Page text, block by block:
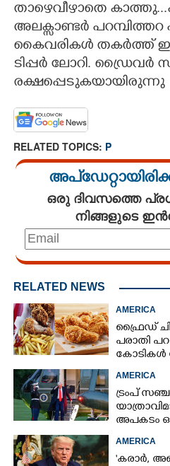
LITERATURE
CONTACT US
താഴെവീഴാതെ
അലക്സാണ്ടർ പറമ്പിത്തറ
കൈവരികൾ തകർത്ത്
ടിപ്പർ ലോറി. ഡ്രൈവർ
രക്ഷപ്പെടുകയായിരുന്നു
RELATED TOPICS: P
ഒരു ദിവസത്തെ
നിങ്ങളുടെ
RELATED NEWS
AMERICA
ഫ്രൈഡ്
പരാതി
കോടികൾ
AMERICA
ട്രംപ്
അപകടം
AMERICA
'കരാർ,